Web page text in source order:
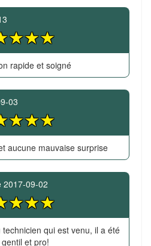
rapide et soigné
03
aucune mauvaise surprise
2017-09-02
qui est venu, il a été
et pro!